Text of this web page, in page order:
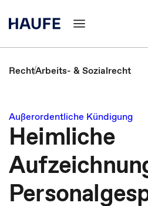
RechtArbeits- & Sozialrecht
Außerordentliche Kündigung
Heimliche